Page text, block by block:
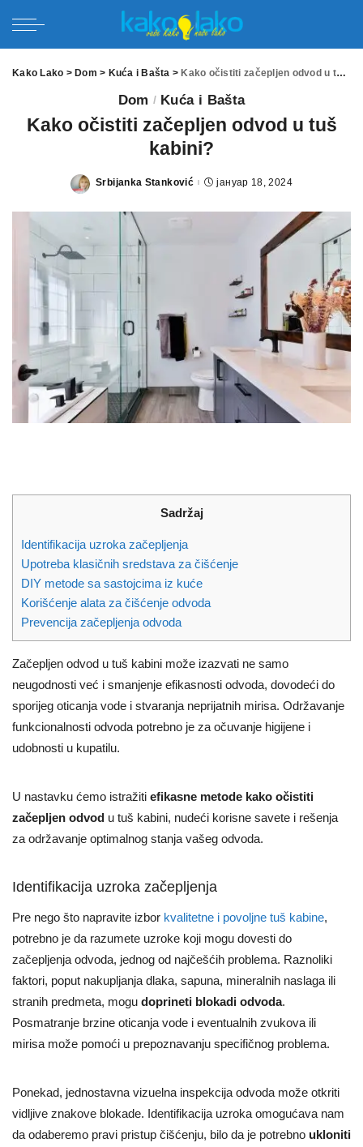
Kako Lako > Dom > Kuća i Bašta > Kako očistiti začepljen odvod u tuš kabini?
Dom Kuća i Bašta
Kako očistiti začepljen odvod u tuš
kabini?
Posted
Srbijanka Stanković јануар 18, 2024
Sadržaj
Identifikacija uzroka začepljenja
Upotreba klasičnih sredstava za čišćenje
DIY metode sa sastojcima iz kuće
Korišćenje alata za čišćenje odvoda
Prevencija začepljenja odvoda
Začepljen odvod u tuš kabini može izazvati ne samo
neugodnosti već i smanjenje efikasnosti odvoda, dovodeći do
sporijeg oticanja vode i stvaranja neprijatnih mirisa. Održavanje
funkcionalnosti odvoda potrebno je za očuvanje higijene i
udobnosti u kupatilu.
U nastavku ćemo istražiti efikasne metode kako očistiti
začepljen odvod u tuš kabini, nudeći korisne savete i rešenja
za održavanje optimalnog stanja vašeg odvoda.
Identifikacija uzroka začepljenja
Pre nego što napravite izbor kvalitetne i povoljne tuš kabine,
potrebno je da razumete uzroke koji mogu dovesti do
začepljenja odvoda, jednog od najčešćih problema. Raznoliki
faktori, poput nakupljanja dlaka, sapuna, mineralnih naslaga ili
stranih predmeta, mogu doprineti blokadi odvoda.
Posmatranje brzine oticanja vode i eventualnih zvukova ili
mirisa može pomoći u prepoznavanju specifičnog problema.
Ponekad, jednostavna vizuelna inspekcija odvoda može otkriti
vidljive znakove blokade. Identifikacija uzroka omogućava nam
da odaberemo pravi pristup čišćenju, bilo da je potrebno ukloniti